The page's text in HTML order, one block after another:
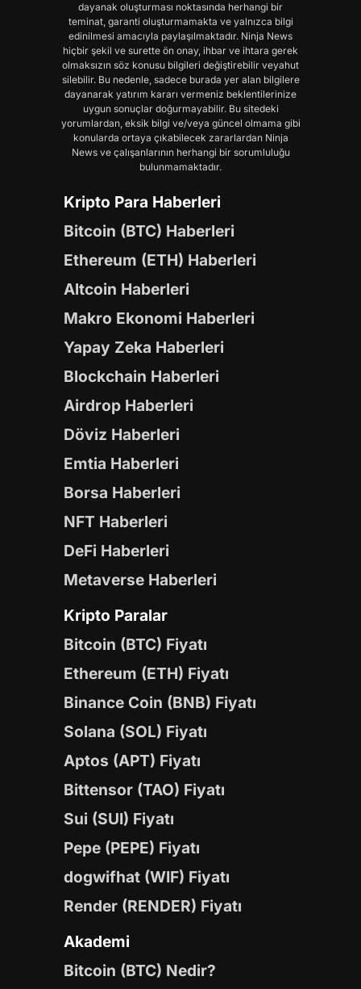
dayanak oluşturması noktasında herhangi bir
teminat, garanti oluşturmamakta ve yalnızca bilgi
edinilmesi amacıyla paylaşılmaktadır. Ninja News
hiçbir şekil ve surette ön onay, ihbar ve ihtara gerek
olmaksızın söz konusu bilgileri değiştirebilir veyahut
silebilir. Bu nedenle, sadece burada yer alan bilgilere
dayanarak yatırım kararı vermeniz beklentilerinize
uygun sonuçlar doğurmayabilir. Bu sitedeki
yorumlardan, eksik bilgi ve/veya güncel olmama gibi
konularda ortaya çıkabilecek zararlardan Ninja
News ve çalışanlarının herhangi bir sorumluluğu
bulunmamaktadır.
Kripto Para Haberleri
Bitcoin (BTC) Haberleri
Ethereum (ETH) Haberleri
Altcoin Haberleri
Makro Ekonomi Haberleri
Yapay Zeka Haberleri
Blockchain Haberleri
Airdrop Haberleri
Döviz Haberleri
Emtia Haberleri
Borsa Haberleri
NFT Haberleri
DeFi Haberleri
Metaverse Haberleri
Kripto Paralar
Bitcoin (BTC) Fiyatı
Ethereum (ETH) Fiyatı
Binance Coin (BNB) Fiyatı
Solana (SOL) Fiyatı
Aptos (APT) Fiyatı
Bittensor (TAO) Fiyatı
Sui (SUI) Fiyatı
Pepe (PEPE) Fiyatı
dogwifhat (WIF) Fiyatı
Render (RENDER) Fiyatı
Akademi
Bitcoin (BTC) Nedir?